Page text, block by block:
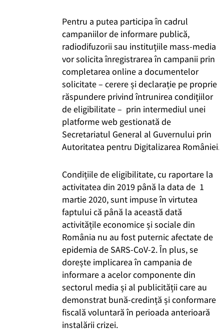
Pentru a putea participa în cadrul
campaniilor de informare publică,
radiodifuzorii sau instituțiile mass-media
vor solicita înregistrarea în campanii prin
completarea online a documentelor
solicitate – cerere și declarație pe proprie
răspundere privind întrunirea condițiilor
de eligibilitate – prin intermediul unei
platforme web gestionată de
Secretariatul General al Guvernului prin
Autoritatea pentru Digitalizarea României.
Condițiile de eligibilitate, cu raportare la
activitatea din 2019 până la data de 1
martie 2020, sunt impuse în virtutea
faptului că până la această dată
activitățile economice și sociale din
România nu au fost puternic afectate de
epidemia de SARS-CoV-2. În plus, se
dorește implicarea în campania de
informare a acelor componente din
sectorul media și al publicității care au
demonstrat bună-credință și conformare
fiscală voluntară în perioada anterioară
instalării crizei.